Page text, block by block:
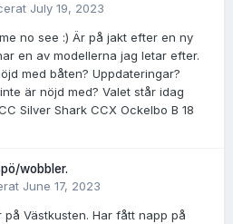
July 19, 2023
no see :) Är på jakt efter en ny
en av modellerna jag letar efter.
med båten? Uppdateringar?
är nöjd med? Valet står idag
Silver Shark CCX Ockelbo B 18
wobbler.
June 17, 2023
på Västkusten. Har fått napp på